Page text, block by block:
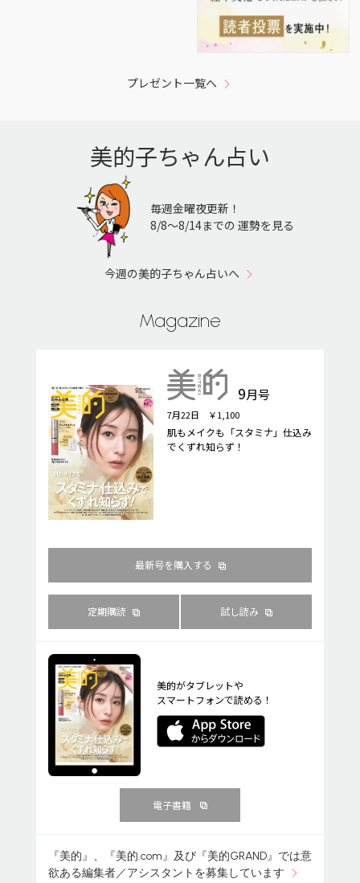
プレゼント一覧へ
美的子ちゃん占い
毎週金曜夜更新！
8/8〜8/14までの 運勢を見る
今週の美的子ちゃん占いへ
Magazine
9月号
7月22日 ￥1,100
肌もメイクも「スタミナ」仕込み
でくずれ知らず！
最新号を購入する
定期購読 試し読み
美的がタブレットや
スマートフォンで読める！
電子書籍
『美的』、『美的.com』及び『美的GRAND』では意
欲ある編集者／アシスタントを募集しています